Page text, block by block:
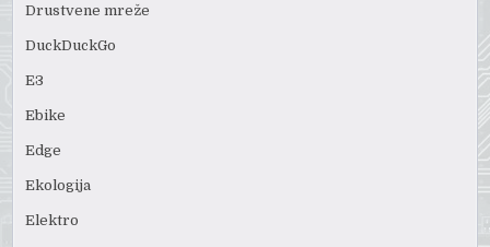
Drustvene mreže
DuckDuckGo
E3
Ebike
Edge
Ekologija
Elektro